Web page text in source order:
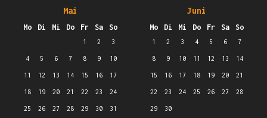
Mai
Mo Di Mi Do Fr Sa So
1 2 3
4 5 6 7 8 9 10
11 12 13 14 15 16 17
18 19 20 21 22 23 24
25 26 27 28 29 30 31
Juni
Mo Di Mi Do Fr Sa So
1 2 3 4 5 6 7
8 9 10 11 12 13 14
15 16 17 18 19 20 21
22 23 24 25 26 27 28
29 30